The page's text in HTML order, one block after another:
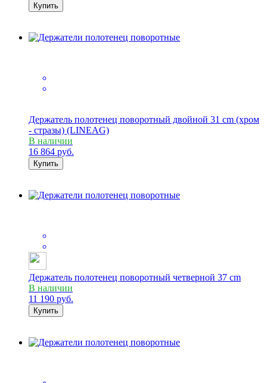
Купить
Держатель полотенец поворотный двойной 31 cm (хром
- стразы) (LINEAG)
В наличии
16 864 руб.
Купить
Держатель полотенец поворотный четверной 37 cm
В наличии
11 190 руб.
Купить